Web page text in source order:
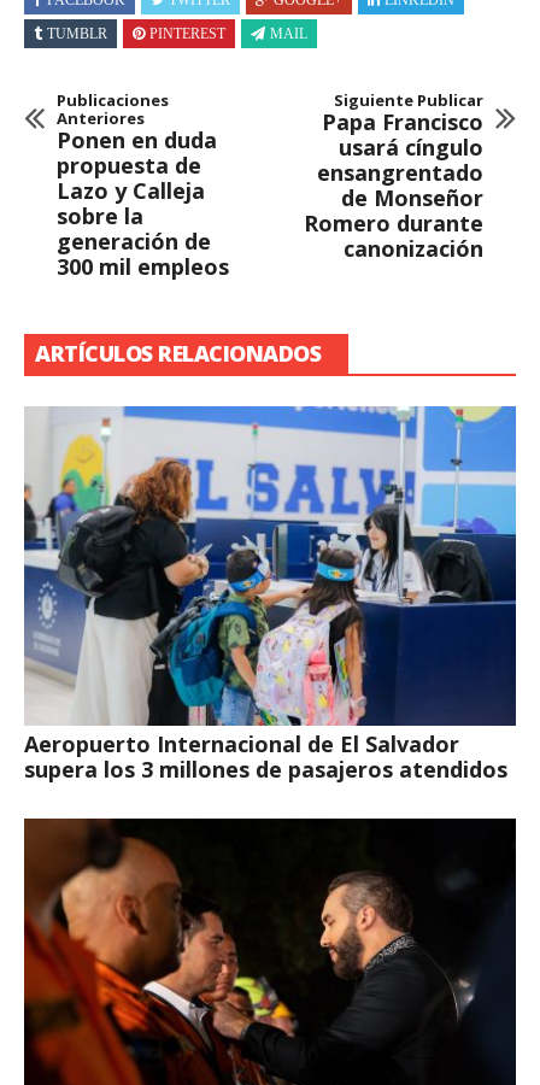
TUMBLR
PINTEREST MAIL
Publicaciones
Anteriores
Ponen en duda
propuesta de
Lazo y Calleja
sobre la
generación de
300 mil empleos
Siguiente Publicar
Papa Francisco
usará cíngulo
ensangrentado
de Monseñor
Romero durante
canonización
ARTÍCULOS RELACIONADOS
Aeropuerto Internacional de El Salvador
supera los 3 millones de pasajeros atendidos